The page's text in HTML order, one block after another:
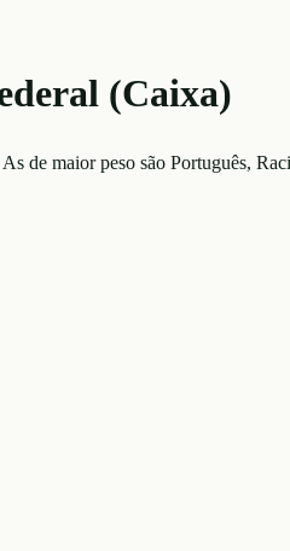
(Caixa)
As de maior peso são Português,